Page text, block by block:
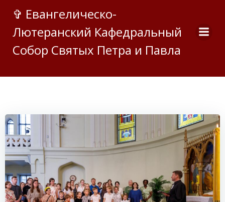
к
содержимому
✞ Евангелическо-
Лютеранский Кафедральный
Собор Святых Петра и Павла